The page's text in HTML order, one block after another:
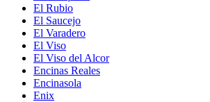
El Rubio
El Saucejo
El Varadero
El Viso
El Viso del Alcor
Encinas Reales
Encinasola
Enix